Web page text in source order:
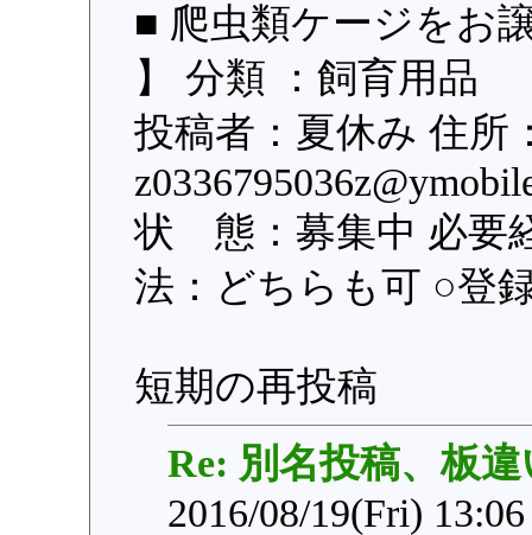
■ 爬虫類ケージをお
】 分類 ：飼育用品
投稿者：夏休み 住所
状 態：募集中 必要
法：どちらも可 ○登
短期の再投稿
Re: 別名投稿、板違
2016/08/19(Fri)